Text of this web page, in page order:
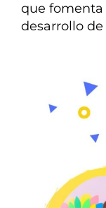
que fomenta
desarrollo